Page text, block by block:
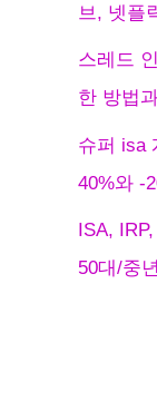
브, 넷플
스레드
한 방법
슈퍼 isa
40%와 -
ISA,
50대/중